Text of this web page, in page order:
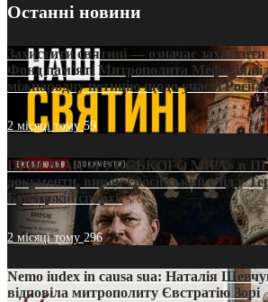
Останні новини
Захистити святині — означає
Фонд пам’яті Митрополита Мефодія
міжнародну петицію щодо участі
2 місяці тому59
ПРИСМАК «РУССЬКОГО МІРА» в
документи, вирок і російський слід у
Бучацькій єпархії
2 місяці тому 296
Nemo iudex in causa sua: Наталія
відповіла митрополиту Євстратію Зорі